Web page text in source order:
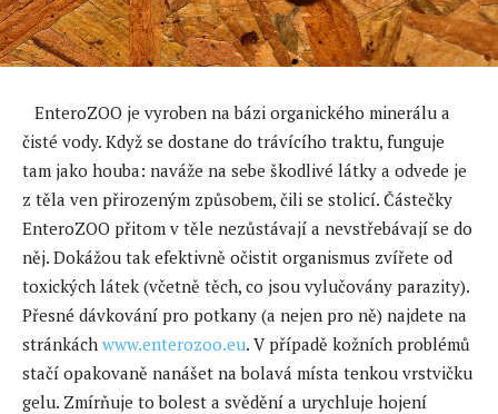
⠀EnteroZOO je vyroben na bázi organického minerálu a
čisté vody. Když se dostane do trávícího traktu, funguje
tam jako houba: naváže na sebe škodlivé látky a odvede je
z těla ven přirozeným způsobem, čili se stolicí. Částečky
EnteroZOO přitom v těle nezůstávají a nevstřebávají se do
něj. Dokážou tak efektivně očistit organismus zvířete od
toxických látek (včetně těch, co jsou vylučovány parazity).
Přesné dávkování pro potkany (a nejen pro ně) najdete na
stránkách www.enterozoo.eu. V případě kožních problémů
stačí opakovaně nanášet na bolavá místa tenkou vrstvičku
gelu. Zmírňuje to bolest a svědění a urychluje hojení